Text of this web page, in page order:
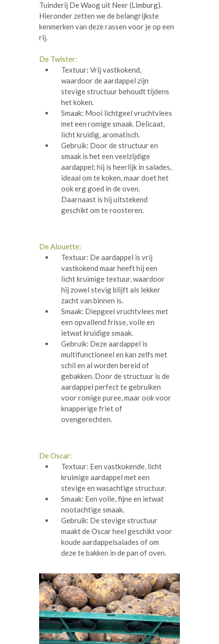
Tuinderij De Waog uit Neer (Limburg).
Hieronder zetten we de belangrijkste
kenmerken van deze rassen voor je op een
rij.
De Twister:
Textuur: Vrij vastkokend,
waardoor de aardappel zijn
stevige structuur behoudt tijdens
het koken.
Smaak: Mooi lichtgeel vruchtvlees
met een romige smaak. Delicaat,
licht kruidig, aromatisch.
Gebruik: Door de structuur en
smaak is het een veelzijdige
aardappel; hij is heerlijk in salades,
ideaal om te koken, maar doet het
ook erg goed in de oven.
Daarnaast is hij uitstekend
geschikt om te roosteren.
De Alouette:
Textuur: De aardappel is vrij
vastkokend maar heeft hij een
licht kruimige textuur, waardoor
hij zowel stevig blijft als lekker
zacht van binnen is.
Smaak: Diepgeel vruchtvlees met
een opvallend frisse, volle en
ietwat kruidige smaak.
Gebruik: Deze aardappel is
multifunctioneel en kan zelfs met
schil en al worden bereid of
gebakken. Door de structuur is de
aardappel perfect te gebruiken
voor romige puree, maar ook voor
knapperige friet of
ovengerechten.
De Oscar:
Textuur: Een vastkokende, licht
kruimige aardappel met een
stevige en wasachtige structuur.
Smaak: Een volle, fijne en ietwat
nootachtige smaak.
Gebruik: De stevige structuur
maakt de Oscar heel geschikt voor
koude aardappelsalades of om
deze te bakken in de pan of oven.